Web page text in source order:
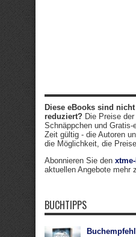
Diese eBooks sind
reduziert? Die Preise
Schnäppchen und
Zeit gültig - die Autoren
die Möglichkeit, die
Abonnieren Sie den
aktuellen Angebote mehr
BUCHTIPPS